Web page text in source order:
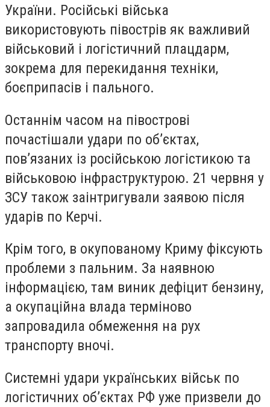
України. Російські війська
використовують півострів як важливий
військовий і логістичний плацдарм,
зокрема для перекидання техніки,
боєприпасів і пального.
Останнім часом на півострові
почастішали удари по об’єктах,
пов’язаних із російською логістикою та
військовою інфраструктурою. 21 червня у
ЗСУ також заінтригували заявою після
ударів по Керчі.
Крім того, в окупованому Криму фіксують
проблеми з пальним. За наявною
інформацією, там виник дефіцит бензину,
а окупаційна влада терміново
запровадила обмеження на рух
транспорту вночі.
Системні удари українських військ по
логістичних об’єктах РФ уже призвели до